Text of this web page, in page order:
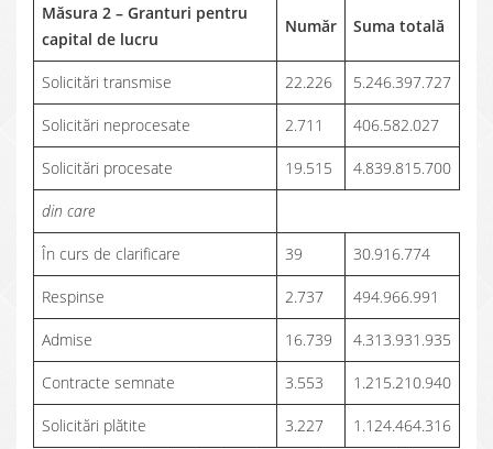
Măsura 2 – Granturi pentru
capital de lucru
Număr Suma totală
Solicitări transmise 22.226 5.246.397.727
Solicitări neprocesate 2.711 406.582.027
Solicitări procesate 19.515 4.839.815.700
din care
În curs de clarificare 39 30.916.774
Respinse 2.737 494.966.991
Admise 16.739 4.313.931.935
Contracte semnate 3.553 1.215.210.940
Solicitări plătite 3.227
1.124.464.316